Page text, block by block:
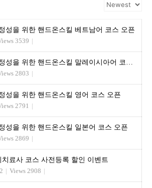
성을 위한 핸드온스킬 베트남어 코스 오픈
3539 |
[코스소개] 척추 안정성을 위한 핸드온스킬 말레이시아어 코스 오픈
2803 |
성을 위한 핸드온스킬 영어 코스 오픈
2791 |
성을 위한 핸드온스킬 일본어 코스 오픈
2869 |
료사 코스 사전등록 할인 이벤트
| Views 2908 |